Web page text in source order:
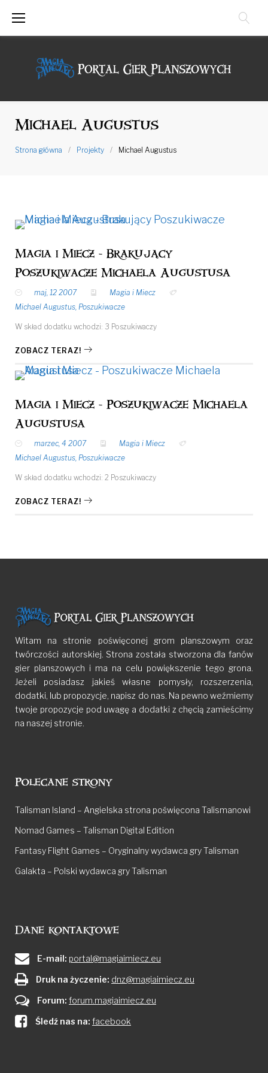
Michael Augustus
Strona główna / Projekty / Michael Augustus
Magia i Miecz - Brakujący
Poszukiwacze Michaela Augustusa
maj, 12 2007
Magia i Miecz
Michael Augustus, Poszukiwacze
W skład dodatku wchodzi: 3 Poszukiwaczy
ZOBACZ TERAZ!
Magia i Miecz - Poszukiwacze Michaela
Augustusa
marzec, 4 2007
Magia i Miecz
Michael Augustus, Poszukiwacze
W skład dodatku wchodzi: 2 Poszukiwaczy
ZOBACZ TERAZ!
Witam na stronie poświęconej grom planszowym oraz
twórczości autorskiej. Strona została stworzona dla fanów
gier planszowych i ma na celu powiększenie tego grona.
Jeżeli posiadasz jakieś własne pomysły, rozszerzenia,
dodatki, lub propozycje, napisz do nas. Na pewno weźmiemy
twoje propozycje pod uwagę a dodatki z chęcią zamieścimy
na naszej stronie.
Polecane strony
Talisman Island – Angielska strona poświęcona Talismanowi
Nomad Games – Talisman Digital Edition
Fantasy Flight Games – Oryginalny wydawca gry Talisman
Galakta – Polski wydawca gry Talisman
Dane kontaktowe
E-mail: portal@magiaimiecz.eu
Druk na życzenie: dnz@magiaimiecz.eu
Forum: forum.magiaimiecz.eu
Śledź nas na: facebook